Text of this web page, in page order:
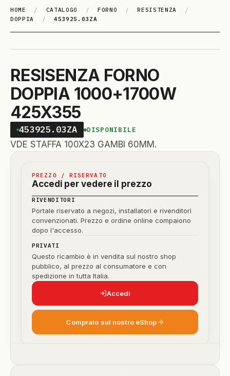
HOME / CATALOGO / FORNO / RESISTENZA
/
DOPPIA
/ 453925.03ZA
RESISENZA FORNO
DOPPIA 1000+1700W
425X355
453925.03ZA DISPONIBILE
VDE STAFFA 100X23 GAMBI 60MM.
PREZZO / RISERVATO
Accedi per vedere il prezzo
RIVENDITORI
Portale riservato a negozi, installatori e rivenditori
convenzionati. Prezzo e ordine online compaiono
dopo l'accesso.
PRIVATI
Questo ricambio è in vendita sul nostro shop
pubblico, al prezzo al consumatore e con
spedizione in tutta Italia.
Accedi
Compralo sul nostro eShop